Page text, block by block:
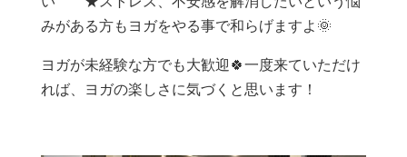
みがある方もヨガをやる事で和らげますよ🌞
ヨガが未経験な方でも大歓迎🍀一度来ていただけ
れば、ヨガの楽しさに気づくと思います！